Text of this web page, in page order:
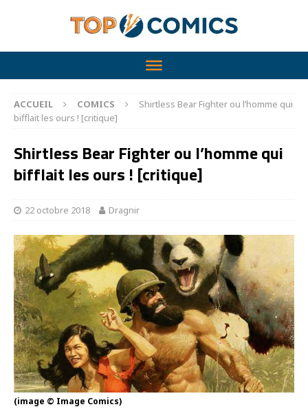
ACCUEIL COMICS
Shirtless Bear Fighter ou l’homme qui
bifflait les ours ! [critique]
Shirtless Bear Fighter ou l’homme qui
bifflait les ours ! [critique]
22 octobre 2018 Dragnir
(image © Image Comics)